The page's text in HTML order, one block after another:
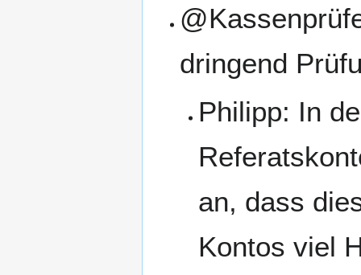
dringend
Philipp: In
an, dass
Kontos viel